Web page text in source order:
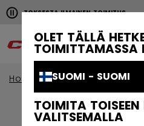
OLET TÄLLÄ
TOIMITTAMASSA
SUOMI - SUOMI
TOIMITA
VALITSEMALLA
Pause the horizontal scroll
OSTOKSESTA ILMAINEN TOIMITUS
YLI 200€ OSTOKSESTA
Home Jääkiekkosuojat